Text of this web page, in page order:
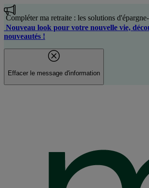
Aller
au
contenu
principal
Nouveau look pour votre nouvelle vie,
nouveautés !
Effacer le message d'information
Compléter ma retraite : les solutions